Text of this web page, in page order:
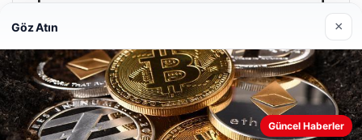
Enes Kaplan Avukatlık Bürosu
28/04/2026
Web sitemizi nasıl kullandığınızı daha iyi anlayabilmek,
Göz Atın ×
Güncel Haberler